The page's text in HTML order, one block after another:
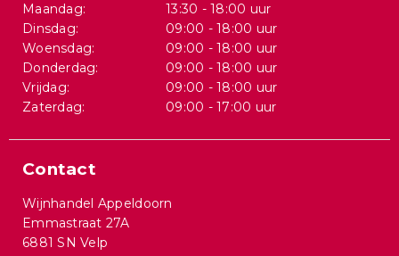
Maandag:
13:30 - 18:00 uur
Dinsdag:
09:00 - 18:00 uur
Woensdag:
09:00 - 18:00 uur
Donderdag:
09:00 - 18:00 uur
Vrijdag:
09:00 - 18:00 uur
Zaterdag:
09:00 - 17:00 uur
Contact
Wijnhandel Appeldoorn
Emmastraat 27A
6881 SN Velp